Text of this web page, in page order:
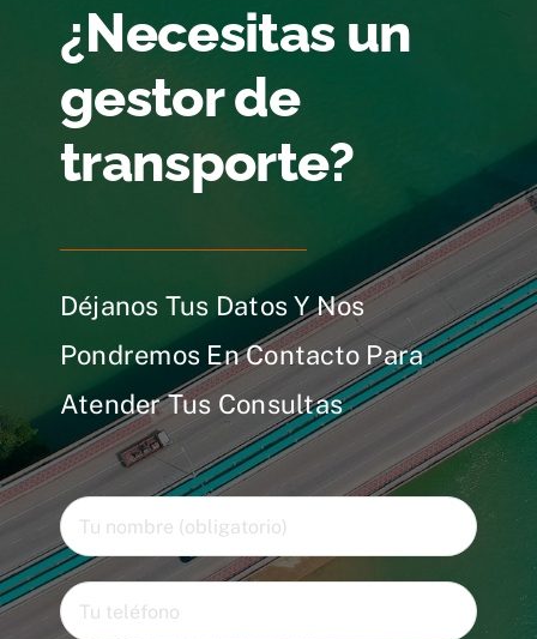
¿Necesitas un
gestor de
transporte?
Déjanos Tus Datos Y Nos
Pondremos En Contacto Para
Atender Tus Consultas